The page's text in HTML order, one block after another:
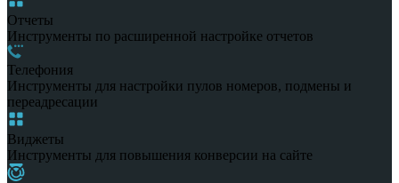
Отчеты
Инструменты по расширенной настройке отчетов
Телефония
Инструменты для настройки пулов номеров, подмены и
переадресации
Виджеты
Инструменты для повышения конверсии на сайте